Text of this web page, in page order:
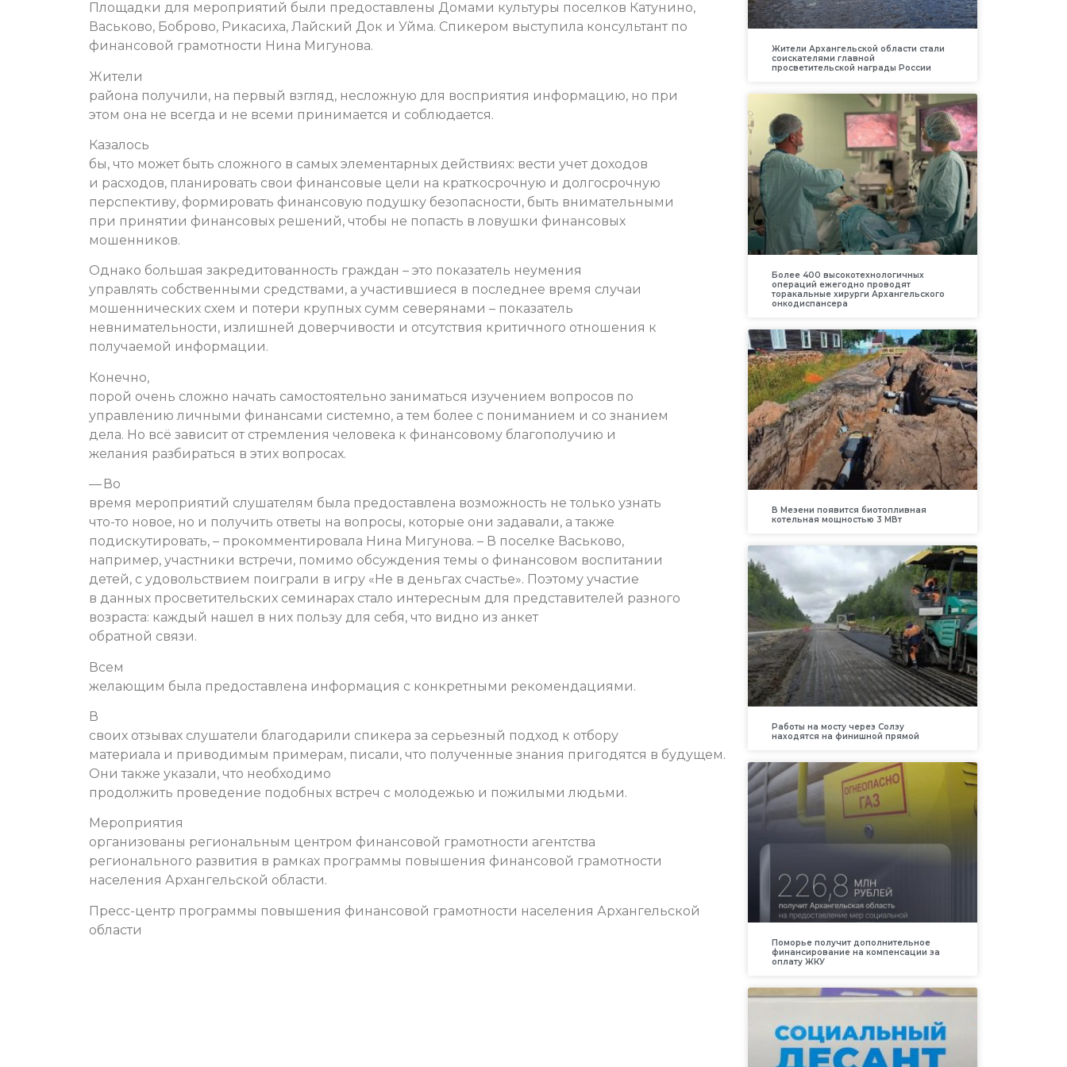
Площадки для мероприятий были предоставлены Домами культуры поселков Катунино,
Васьково, Боброво, Рикасиха, Лайский Док и Уйма. Спикером выступила консультант по
финансовой грамотности Нина Мигунова.
Жители
района получили, на первый взгляд, несложную для восприятия информацию, но при
этом она не всегда и не всеми принимается и соблюдается.
Казалось
бы, что может быть сложного в самых элементарных действиях: вести учет доходов
и расходов, планировать свои финансовые цели на краткосрочную и долгосрочную
перспективу, формировать финансовую подушку безопасности, быть внимательными
при принятии финансовых решений, чтобы не попасть в ловушки финансовых
мошенников.
Однако большая закредитованность граждан – это показатель неумения
управлять собственными средствами, а участившиеся в последнее время случаи
мошеннических схем и потери крупных сумм северянами – показатель
невнимательности, излишней доверчивости и отсутствия критичного отношения к
получаемой информации.
Конечно,
порой очень сложно начать самостоятельно заниматься изучением вопросов по
управлению личными финансами системно, а тем более с пониманием и со знанием
дела. Но всё зависит от стремления человека к финансовому благополучию и
желания разбираться в этих вопросах.
— Во
время мероприятий слушателям была предоставлена возможность не только узнать
что-то новое, но и получить ответы на вопросы, которые они задавали, а также
подискутировать, – прокомментировала Нина Мигунова. – В поселке Васьково,
например, участники встречи, помимо обсуждения темы о финансовом воспитании
детей, с удовольствием поиграли в игру «Не в деньгах счастье». Поэтому участие
в данных просветительских семинарах стало интересным для представителей разного
возраста: каждый нашел в них пользу для себя, что видно из анкет
обратной связи.
Всем
желающим была предоставлена информация с конкретными рекомендациями.
В
своих отзывах слушатели благодарили спикера за серьезный подход к отбору
материала и приводимым примерам, писали, что полученные знания пригодятся в будущем.
Они также указали, что необходимо
продолжить проведение подобных встреч с молодежью и пожилыми людьми.
Мероприятия
организованы региональным центром финансовой грамотности агентства
регионального развития в рамках программы повышения финансовой грамотности
населения Архангельской области.
Пресс-центр программы повышения финансовой грамотности населения Архангельской
области
Жители Архангельской области стали
соискателями главной
просветительской награды России
Более 400 высокотехнологичных
операций ежегодно проводят
торакальные хирурги Архангельского
онкодиспансера
В Мезени появится биотопливная
котельная мощностью 3 МВт
Работы на мосту через Солзу
находятся на финишной прямой
Поморье получит дополнительное
финансирование на компенсации за
оплату ЖКУ